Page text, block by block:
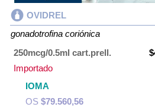
OVIDREL
gonadotrofina coriónica
250mcg/0.5ml cart.prell.
Importado
IOMA
OS $79.560,56